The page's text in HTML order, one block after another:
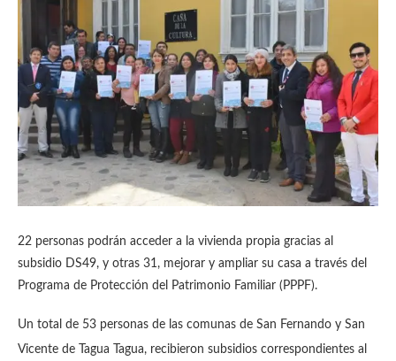
22 personas podrán acceder a la vivienda propia gracias al
subsidio DS49, y otras 31, mejorar y ampliar su casa a través del
Programa de Protección del Patrimonio Familiar (PPPF).
Un total de 53 personas de las comunas de San Fernando y San
Vicente de Tagua Tagua, recibieron subsidios correspondientes al